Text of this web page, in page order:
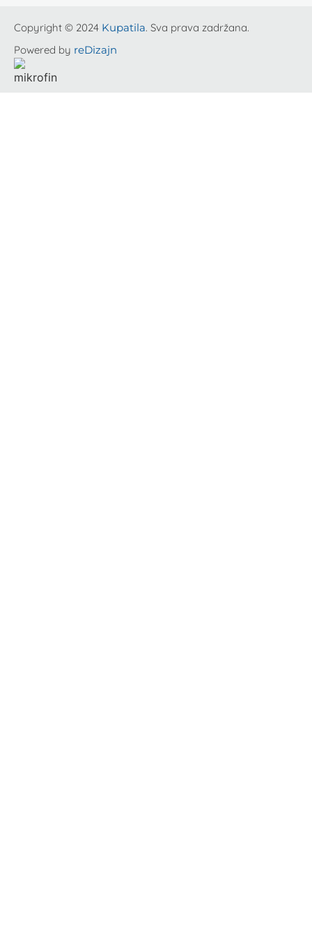
Copyright © 2024 Kupatila. Sva prava zadržana.
Powered by reDizajn